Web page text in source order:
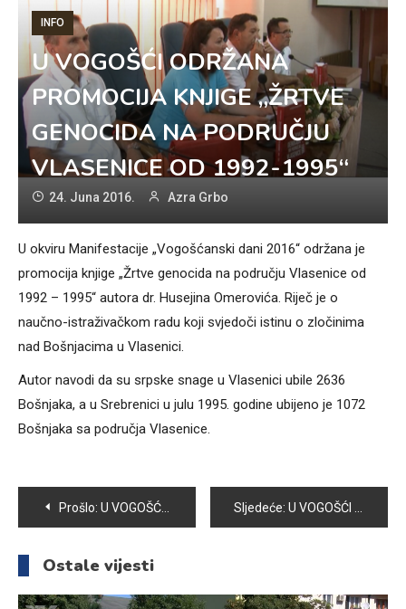
INFO
U VOGOŠĆI ODRŽANA
PROMOCIJA KNJIGE „ŽRTVE
GENOCIDA NA PODRUČJU
VLASENICE OD 1992-1995“
24. Juna 2016. Azra Grbo
U okviru Manifestacije „Vogošćanski dani 2016“ održana je
promocija knjige „Žrtve genocida na području Vlasenice od
1992 – 1995“ autora dr. Husejina Omerovića. Riječ je o
naučno-istraživačkom radu koji svjedoči istinu o zločinima
nad Bošnjacima u Vlasenici.
Autor navodi da su srpske snage u Vlasenici ubile 2636
Bošnjaka, a u Srebrenici u julu 1995. godine ubijeno je 1072
Bošnjaka sa područja Vlasenice.
Navigacija
članaka
Prošlo: U VOGOŠĆI ODRŽANA SVEČANA SJEDNICA POVODOM 24. JUNA DANA OPĆINE Sljedeće: U VOGOŠĆI ZAJEDNIČKIM IFTAROM ZAVRŠENO OBILJEŽAVANJE 24. JUNA DANA OPĆINE
Ostale vijesti